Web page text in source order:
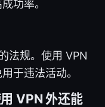
功率。
法规。使用 VPN
于违法活动。
VPN 外还能